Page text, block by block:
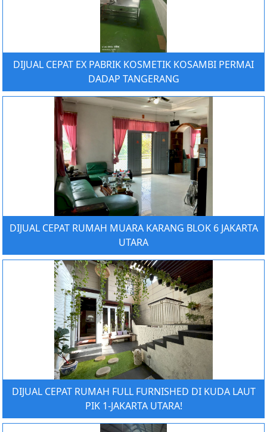
DIJUAL CEPAT EX PABRIK KOSMETIK KOSAMBI PERMAI
DADAP TANGERANG
DIJUAL CEPAT RUMAH MUARA KARANG BLOK 6 JAKARTA
UTARA
DIJUAL CEPAT RUMAH FULL FURNISHED DI KUDA LAUT
PIK 1-JAKARTA UTARA!